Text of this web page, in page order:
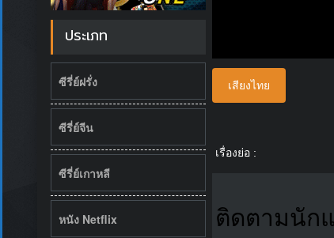
ประเภท
ซีรี่ย์ฝรั่ง
ซีรี่ย์จีน
ซีรี่ย์เกาหลี
หนัง Netflix
เสียงไทย
เรื่องย่อ :
ติดตามนัก